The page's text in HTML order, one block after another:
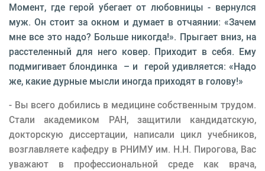
Момент, где герой убегает от любовницы - вернулся
муж. Он стоит за окном и думает в отчаянии: «Зачем
мне все это надо? Больше никогда!». Прыгает вниз, на
расстеленный для него ковер. Приходит в себя. Ему
подмигивает блондинка – и герой удивляется: «Надо
же, какие дурные мысли иногда приходят в голову!»
- Вы всего добились в медицине собственным трудом.
Стали академиком РАН, защитили кандидатскую,
докторскую диссертации, написали цикл учебников,
возглавляете кафедру в РНИМУ им. Н.Н. Пирогова, Вас
уважают в профессиональной среде как врача,